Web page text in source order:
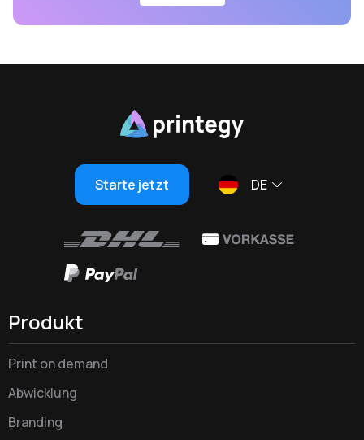
Starte jetzt DE
Produkt
Print on demand
Abwicklung
Branding